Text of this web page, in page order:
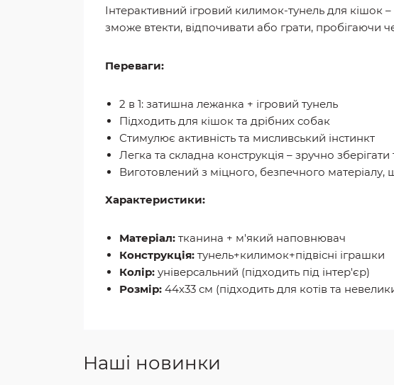
Інтерактивний ігровий килимок-тунель для
зможе втекти, відпочивати або грати, пробігаючи
Переваги:
2 в 1: затишна лежанка + ігровий тунель
Підходить для кішок та дрібних собак
Стимулює активність та мисливський інстинкт
Легка та складна конструкція – зручно
Виготовлений з міцного, безпечного матеріалу,
Характеристики:
Матеріал: тканина + м'який наповнювач
Конструкція: тунель+килимок+підвісні іграшки
Колір: універсальний (підходить під інтер'єр)
Розмір: 44х33 см (підходить для котів та
Наші новинки